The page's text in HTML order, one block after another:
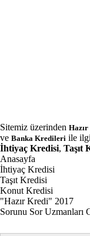
Sitemiz üzerinden
ve Banka Kredileri ile
İhtiyaç Kredisi, Taşıt
Anasayfa
İhtiyaç Kredisi
Taşıt Kredisi
Konut Kredisi
"Hazır Kredi" 2017
Sorunu Sor Uzmanları